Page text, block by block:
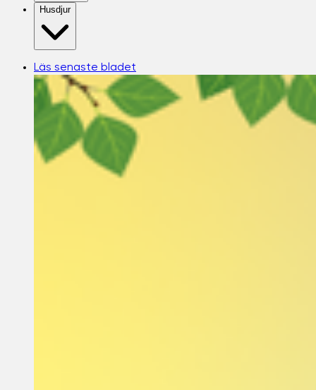
Husdjur
Läs senaste bladet